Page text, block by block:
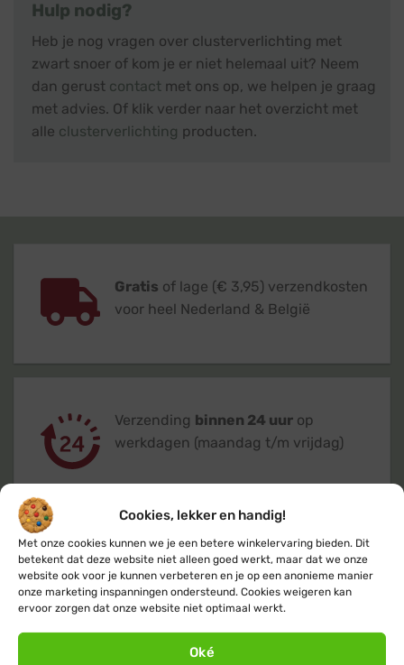
Cookies, lekker en handig!
Met onze cookies kunnen we je een betere winkelervaring bieden. Dit
betekent dat deze website niet alleen goed werkt, maar dat we onze
website ook voor je kunnen verbeteren en je op een anonieme manier
onze marketing inspanningen ondersteund. Cookies weigeren kan
ervoor zorgen dat onze website niet optimaal werkt.
Oké
Hulp nodig?
Heb je nog vragen over clusterverlichting met
zwart snoer of kom je er niet helemaal uit? Neem
dan gerust contact met ons op, we helpen je graag
met advies. Of klik verder naar het overzicht met
alle clusterverlichting producten.
Gratis of lage (€ 3,95) verzendkosten
voor heel Nederland & België
Verzending binnen 24 uur op
werkdagen (maandag t/m vrijdag)
Klanten geven ons een 9,4 op basis van
+14.800 beoordelingen